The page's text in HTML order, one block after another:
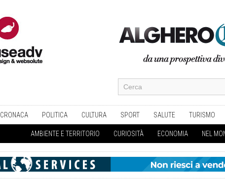
CRONACA POLITICA CULTURA SPORT SALUTE TURISMO
AMBIENTE E TERRITORIO CURIOSITÀ ECONOMIA NEL